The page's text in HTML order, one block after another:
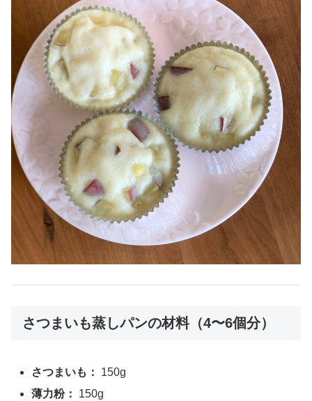
さつまいも蒸しパンの材料（4〜6個分）
さつまいも：
150g
薄力粉：
150g